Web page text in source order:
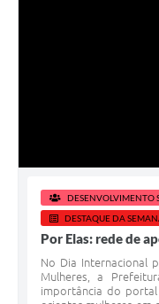
DESENVOLVIMENTO
DESTAQUE DA
Por Elas: rede de
No Dia Internacional
Mulheres, a
importância do portal